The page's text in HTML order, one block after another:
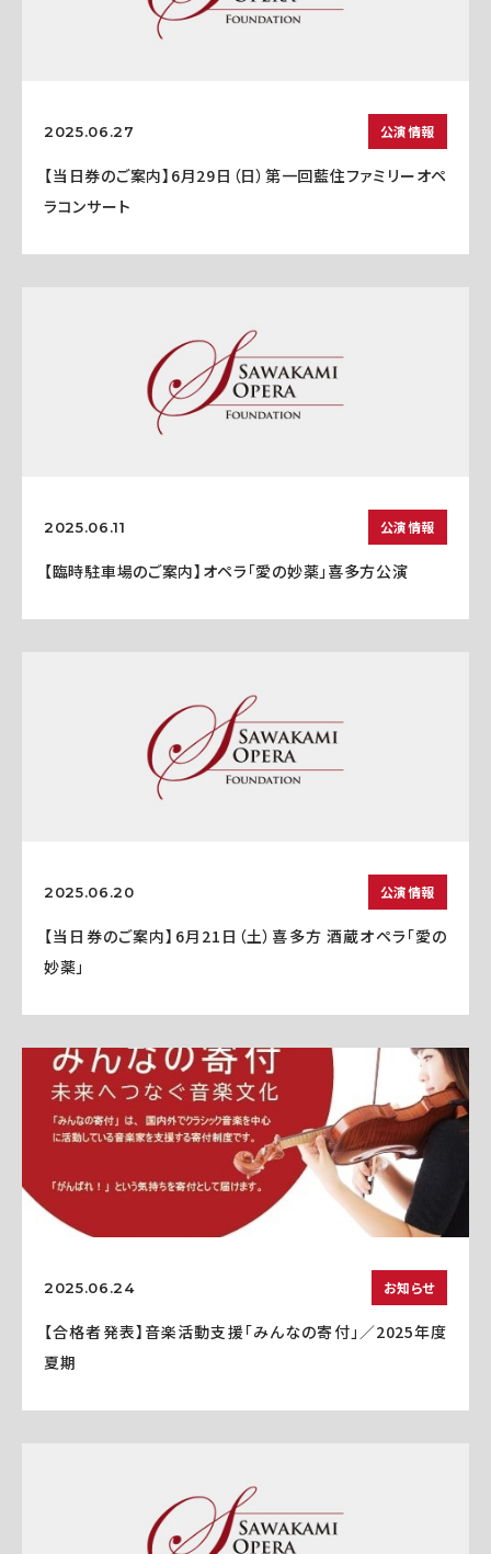
2025.06.27 公演情報
【当日券のご案内】6月29日（日）第一回藍住ファミリーオペ
ラコンサート
2025.06.11 公演情報
【臨時駐車場のご案内】オペラ「愛の妙薬」喜多方公演
2025.06.20 公演情報
【当日券のご案内】6月21日（土）喜多方 酒蔵オペラ「愛の
妙薬」
2025.06.24 お知らせ
【合格者発表】音楽活動支援「みんなの寄付」／2025年度
夏期